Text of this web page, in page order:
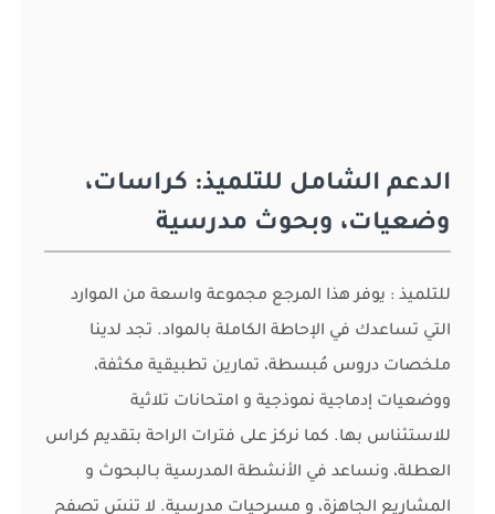
الدعم الشامل للتلميذ: كراسات،
وضعيات، وبحوث مدرسية
للتلميذ : يوفر هذا المرجع مجموعة واسعة من الموارد
التي تساعدك في الإحاطة الكاملة بالمواد. تجد لدينا
ملخصات دروس مُبسطة، تمارين تطبيقية مكثفة،
ووضعيات إدماجية نموذجية و امتحانات تلاثية
للاستئناس بها. كما نركز على فترات الراحة بتقديم كراس
العطلة، ونساعد في الأنشطة المدرسية بـالبحوث و
المشاريع الجاهزة، و مسرحيات مدرسية. لا تنسَ تصفح